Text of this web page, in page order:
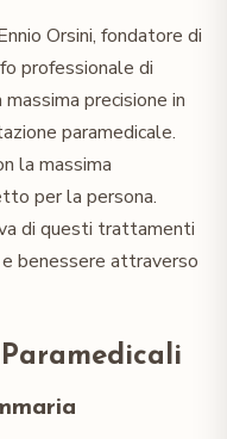
Orsini, fondatore di
professionale di
precisione in
paramedicale.
la massima
per la persona.
di questi trattamenti
benessere attraverso